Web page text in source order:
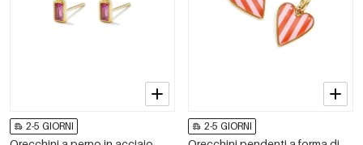
2-5 GIORNI 2-5 GIORNI